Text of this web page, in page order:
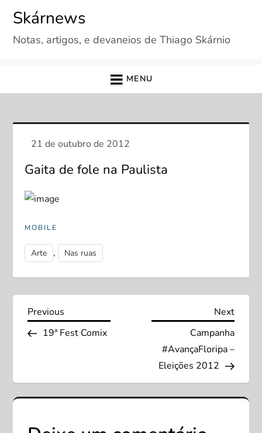
content
Skárnews
Notas, artigos, e devaneios de Thiago Skárnio
MENU
Gaita de fole na Paulista
MOBILE
Arte , Nas ruas
N
a
e
g
Previous
Post
Previous
19ª Fest Comix
Next
Next
Campanha
#AvançaFloripa –
Eleições 2012